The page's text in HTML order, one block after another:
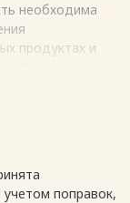
необходима
продуктах и
и труда
поправок,